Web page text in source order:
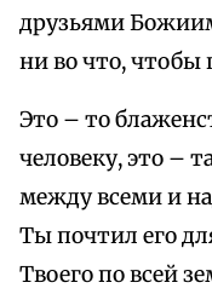
друзьями
ни во что, чтобы
Это – то
человеку, это –
между всеми и
Ты почтил его
Твоего по всей